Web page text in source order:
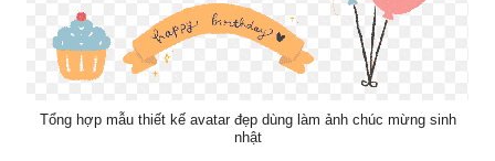
Tổng hợp mẫu thiết kế avatar đẹp dùng làm ảnh chúc mừng sinh
nhật